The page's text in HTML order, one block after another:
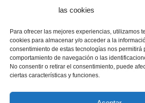
las cookies
Para ofrecer las mejores experiencias, utilizamos
cookies para almacenar y/o acceder a la
consentimiento de estas tecnologías nos permitirá
comportamiento de navegación o las
No consentir o retirar el consentimiento, puede
ciertas características y funciones.
E-mail
diaadia.redaccion@gmail.com